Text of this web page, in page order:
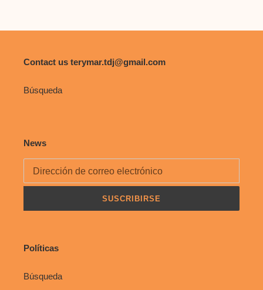
Contact us terymar.tdj@gmail.com
Búsqueda
News
SUSCRIBIRSE
Políticas
Búsqueda